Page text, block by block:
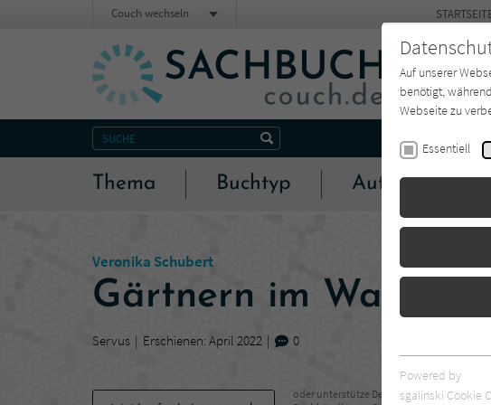
Thema Buchtyp Autor*in
Couch wechseln
Veronika Schubert
Gärtnern im Wandel
Servus Erschienen: April 2022 0
oder unterstütze Deinen
Auf unserer
benötigt,
Webseite zu
Essentiell
Essentielle
benötigt.
Powered by
sgalinski Cookie